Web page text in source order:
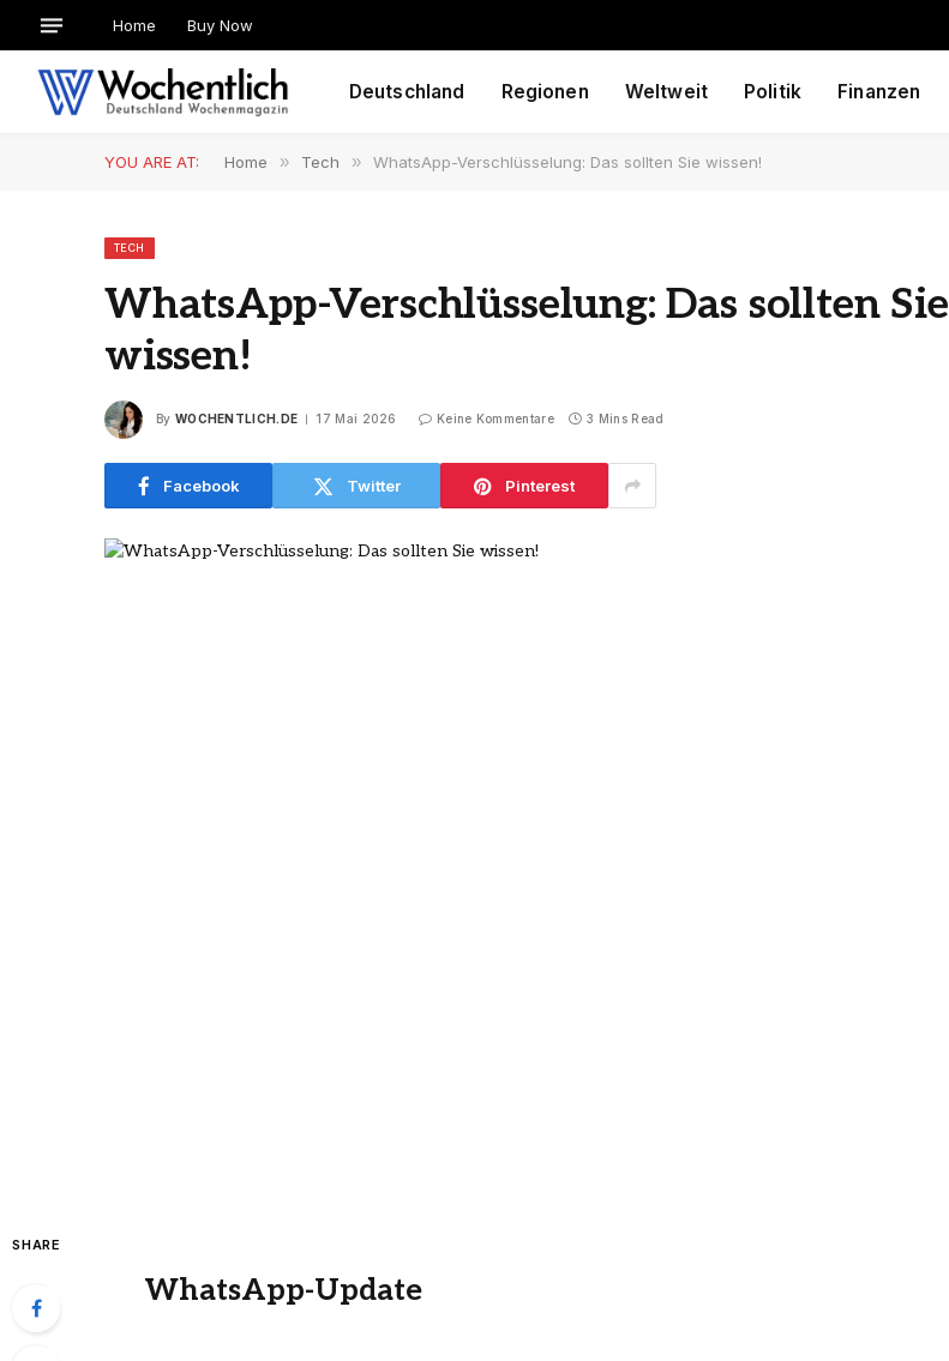
Home Buy Now
Deutschland Regionen Weltweit Politik Finanzen
YOU ARE AT: Home » Tech » WhatsApp-Verschlüsselung: Das sollten Sie wissen!
TECH
WhatsApp-Verschlüsselung: Das sollten Sie
wissen!
By WOCHENTLICH.DE 17 Mai 2026 Keine Kommentare 3 Mins Read
Facebook Twitter Pinterest
SHARE
WhatsApp-Update